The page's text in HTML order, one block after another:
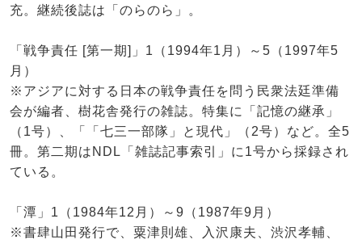
充。継続後誌は「のらのら」。
「戦争責任 [第一期]」1（1994年1月）～5（1997年5
月）
※アジアに対する日本の戦争責任を問う民衆法廷準備
会が編者、樹花舎発行の雑誌。特集に「記憶の継承」
（1号）、「「七三一部隊」と現代」（2号）など。全5
冊。第二期はNDL「雑誌記事索引」に1号から採録され
ている。
「潭」1（1984年12月）～9（1987年9月）
※書肆山田発行で、粟津則雄、入沢康夫、渋沢孝輔、